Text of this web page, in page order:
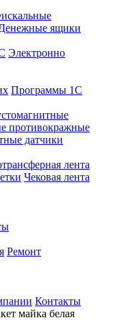
ящики
Электронно
Программы 1С
противокражные
датчики
лента
Чековая лента
Ремонт
Контакты
майка белая